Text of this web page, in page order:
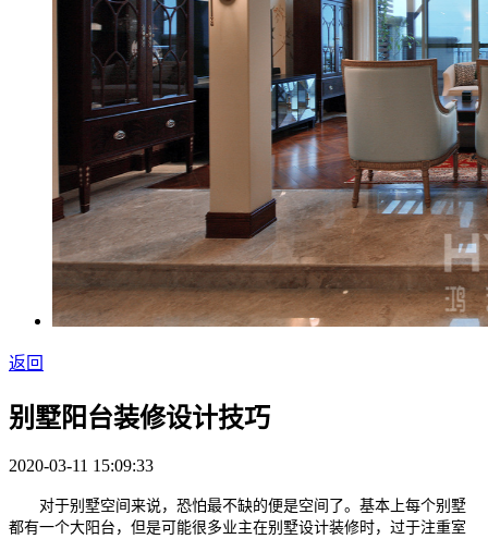
返回
别墅阳台装修设计技巧
2020-03-11 15:09:33
对于别墅空间来说，恐怕最不缺的便是空间了。基本上每个别墅
都有一个大阳台，但是可能很多业主在别墅设计装修时，过于注重室